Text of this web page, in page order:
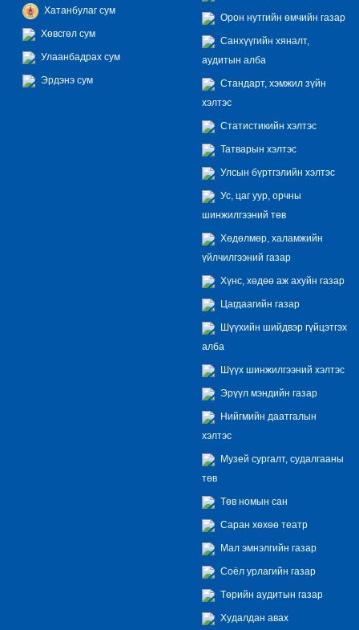
Хатанбулаг сум
Хөвсгөл сум
Улаанбадрах сум
Эрдэнэ сум
Орон нутгийн өмчийн газар
Санхүүгийн хяналт,
аудитын алба
Стандарт, хэмжил зүйн
хэлтэс
Статистикийн хэлтэс
Татварын хэлтэс
Улсын бүртгэлийн хэлтэс
Ус, цаг уур, орчны
шинжилгээний төв
Хөдөлмөр, халамжийн
үйлчилгээний газар
Хүнс, хөдөө аж ахуйн газар
Цагдаагийн газар
Шүүхийн шийдвэр гүйцэтгэх
алба
Шүүх шинжилгээний хэлтэс
Эрүүл мэндийн газар
Нийгмийн даатгалын
хэлтэс
Музей сургалт, судалгааны
төв
Төв номын сан
Саран хөхөө театр
Мал эмнэлгийн газар
Соёл урлагийн газар
Төрийн аудитын газар
Худалдан авах